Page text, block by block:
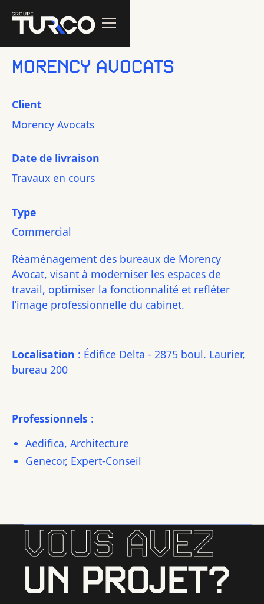
MORENCY AVOCATS
Client
Morency Avocats
Date de livraison
Travaux en cours
Type
Commercial
Réaménagement des bureaux de Morency
Avocat, visant à moderniser les espaces de
travail, optimiser la fonctionnalité et refléter
l’image professionnelle du cabinet.
Localisation : Édifice Delta - 2875 boul. Laurier,
bureau 200
Professionnels :
Aedifica, Architecture
Genecor, Expert-Conseil
VOUS AVEZ
UN PROJET?